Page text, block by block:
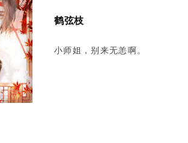
鹤弦枝
小师姐，别来无恙啊。